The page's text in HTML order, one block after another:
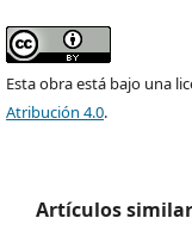
Esta obra está bajo una
Atribución 4.0.
Artículos